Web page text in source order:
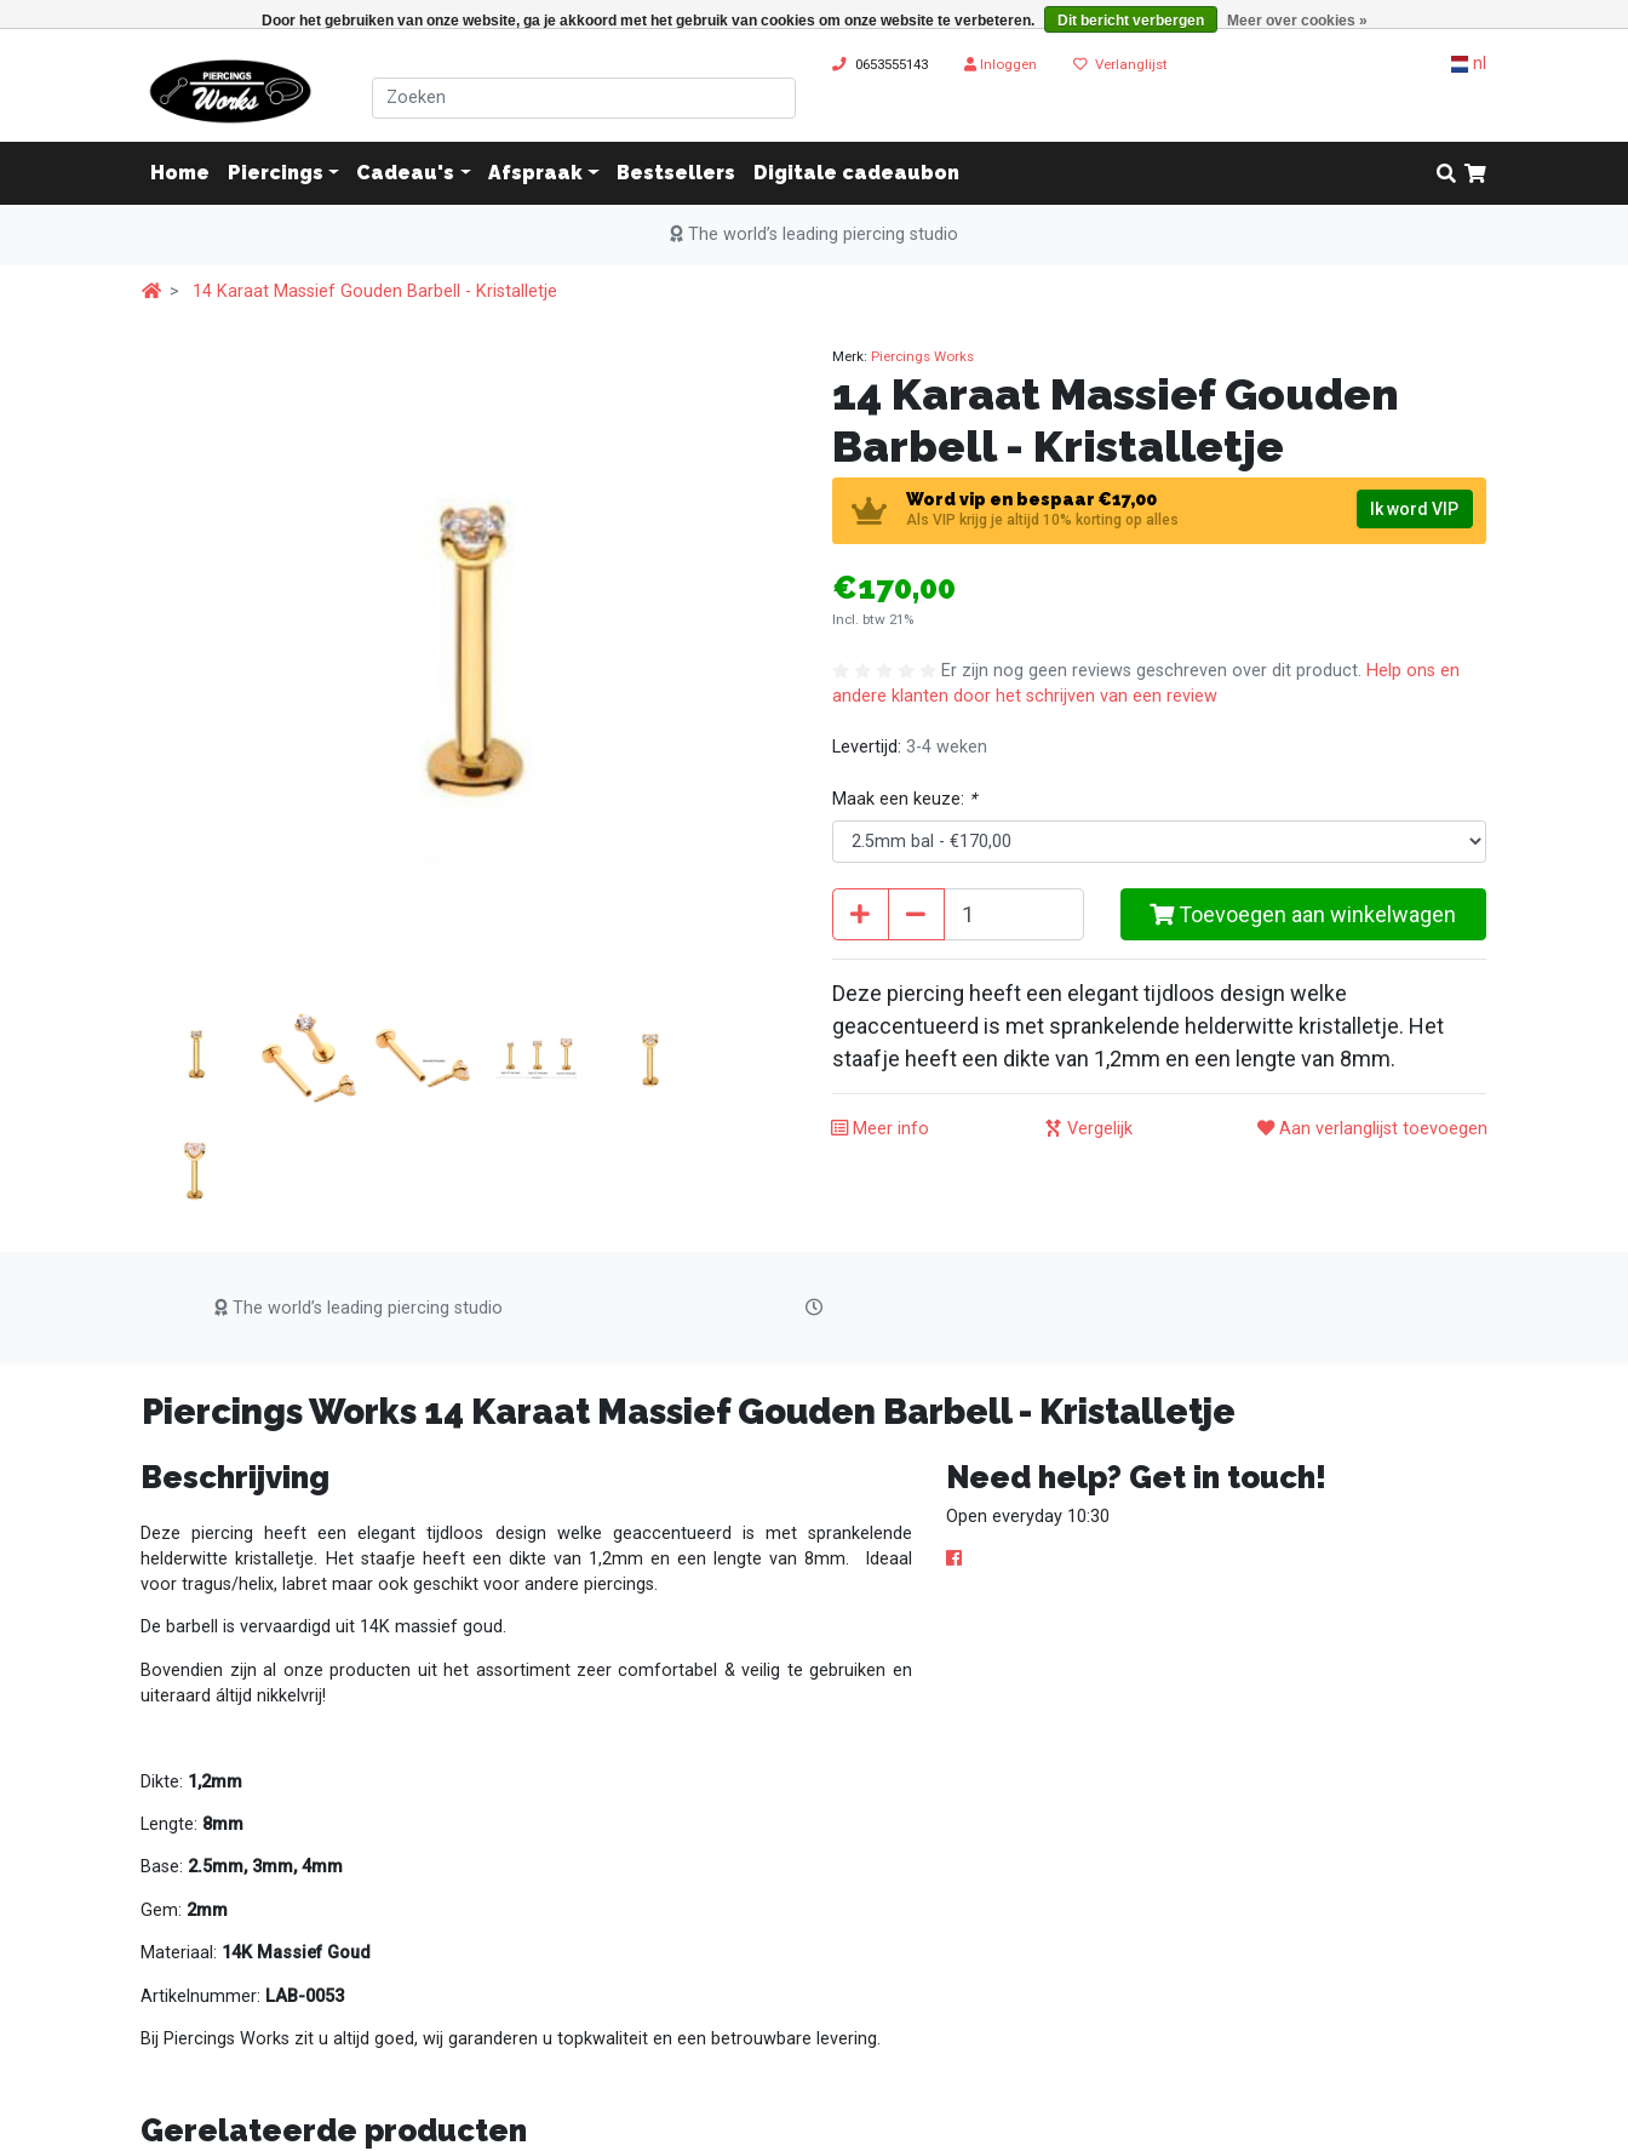
Door het gebruiken van onze website, ga je akkoord met het gebruik van cookies om onze website te verbeteren. Dit bericht verbergen Meer over cookies »
0653555143 Inloggen Verlanglijst nl
Home Piercings Cadeau's Afspraak Bestsellers Digitale cadeaubon
The world’s leading piercing studio
14 Karaat Massief Gouden Barbell - Kristalletje
Merk: Piercings Works
14 Karaat Massief Gouden
Barbell - Kristalletje
Word vip en bespaar €17,00
Als VIP krijg je altijd 10% korting op alles
Ik word VIP
€170,00
Incl. btw 21%
Er zijn nog geen reviews geschreven over dit product. Help ons en
andere klanten door het schrijven van een review
Levertijd: 3-4 weken
Maak een keuze: *
Toevoegen aan winkelwagen
Deze piercing heeft een elegant tijdloos design welke
geaccentueerd is met sprankelende helderwitte kristalletje. Het
staafje heeft een dikte van 1,2mm en een lengte van 8mm.
Meer info Vergelijk Aan verlanglijst toevoegen
The world’s leading piercing studio
Piercings Works 14 Karaat Massief Gouden Barbell - Kristalletje
Beschrijving
Deze piercing heeft een elegant tijdloos design welke geaccentueerd is met sprankelende
helderwitte kristalletje. Het staafje heeft een dikte van 1,2mm en een lengte van 8mm. Ideaal
voor tragus/helix, labret maar ook geschikt voor andere piercings.
De barbell is vervaardigd uit 14K massief goud.
Bovendien zijn al onze producten uit het assortiment zeer comfortabel & veilig te gebruiken en
uiteraard áltijd nikkelvrij!
Dikte: 1,2mm
Lengte: 8mm
Base: 2.5mm, 3mm, 4mm
Gem: 2mm
Materiaal: 14K Massief Goud
Artikelnummer: LAB-0053
Bij Piercings Works zit u altijd goed, wij garanderen u topkwaliteit en een betrouwbare levering.
Need help? Get in touch!
Open everyday 10:30
Gerelateerde producten